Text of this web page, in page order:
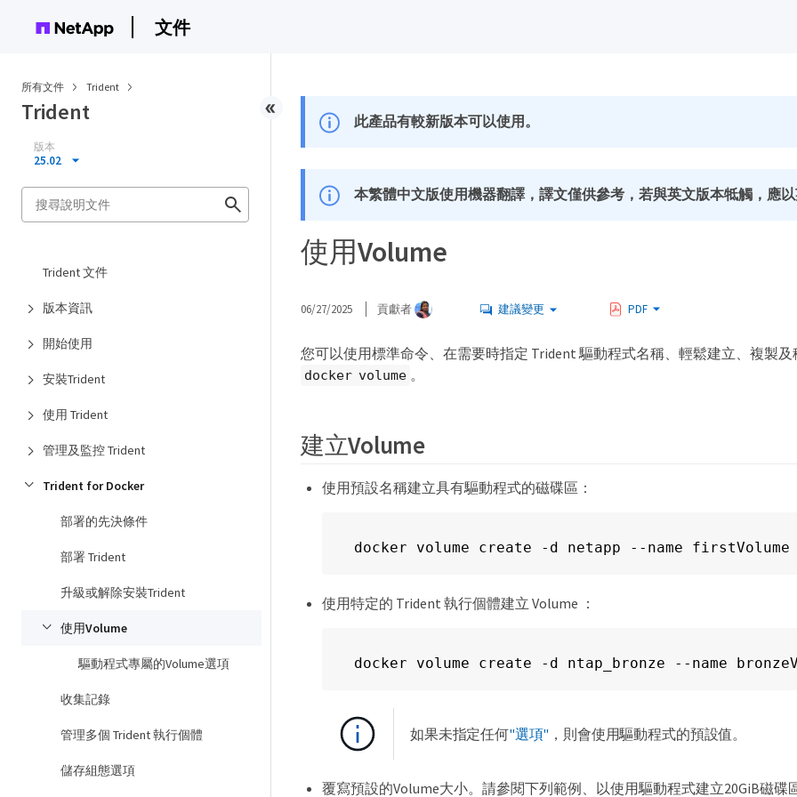
文件
所有文件 Trident
Trident
版本
25.02
Trident 文件
版本資訊
開始使用
安裝Trident
使用 Trident
管理及監控 Trident
Trident for Docker
部署的先決條件
部署 Trident
升級或解除安裝Trident
使用Volume
驅動程式專屬的Volume選項
收集記錄
管理多個 Trident 執行個體
儲存組態選項
此產品有較新版本可以使用。
本繁體中文版使用機器翻譯，譯文僅供參考，若與英文版本牴觸，應以
使用Volume
06/27/2025 貢獻者 建議變更 PDF
您可以使用標準命令、在需要時指定 Trident 驅動程式名稱、輕鬆建立、複製及
docker volume 。
建立Volume
使用預設名稱建立具有驅動程式的磁碟區：
docker volume create -d netapp --name firstVolume
使用特定的 Trident 執行個體建立 Volume ：
docker volume create -d ntap_bronze --name
如果未指定任何"選項" ，則會使用驅動程式的預設值。
覆寫預設的Volume大小。請參閱下列範例、以使用驅動程式建立20GiB磁碟